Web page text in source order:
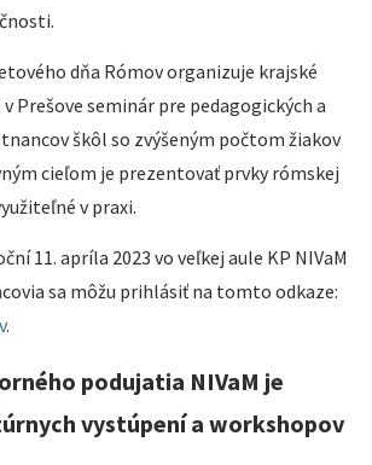
dňa Rómov organizuje krajské
Prešove seminár pre pedagogických a
škôl so zvýšeným počtom žiakov
cieľom je prezentovať prvky rómskej
v praxi.
11. apríla 2023 vo veľkej aule KP NIVaM
sa môžu prihlásiť na tomto odkaze:
.
podujatia NIVaM je
vystúpení a workshopov